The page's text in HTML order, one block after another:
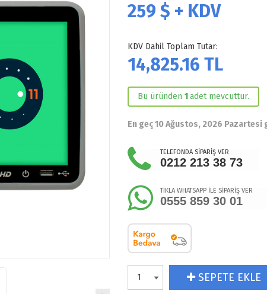
259 $ + KDV
KDV Dahil Toplam Tutar:
14,825.16 TL
Bu üründen 1adet mevcuttur.
En geç 10 Ağustos, 2026 Pazartesi
TELEFONDA SİPARİŞ VER
0212 213 38 73
TIKLA WHATSAPP İLE SİPARİŞ VER
0555 859 30 01
SEPETE EKLE